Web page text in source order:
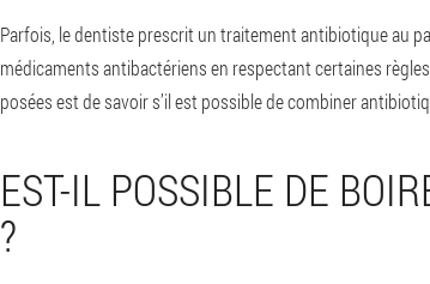
Parfois, le dentiste prescrit un traitement antibiotique au
médicaments antibactériens en respectant certaines
posées est de savoir s’il est possible de combiner
EST-IL POSSIBLE DE
?